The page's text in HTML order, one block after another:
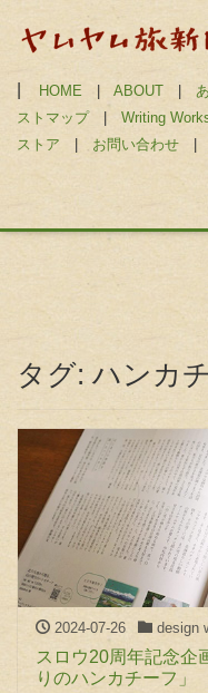
HOME | ABOUT |
ストマップ| Writing
ストア | お問い合わせ |
タグ: ハンカ
2024-07-26 design
スロウ20周年記念企
りのハンカチーフ」